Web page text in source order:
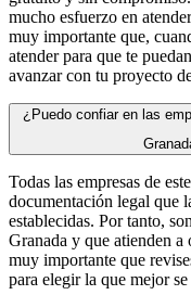
mucho esfuerzo en
muy importante que,
atender para que te
avanzar con tu proyecto
¿Puedo confiar en las
Todas las empresas de
documentación legal que
establecidas. Por tanto,
Granada y que atienden a
muy importante que
para elegir la que mejor